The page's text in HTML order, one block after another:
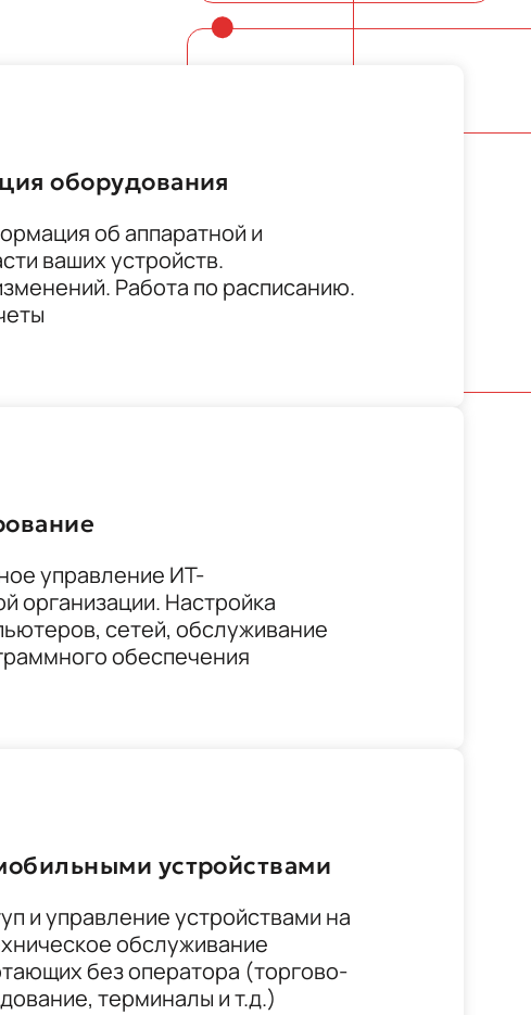
оборудования
об аппаратной и
ваших устройств.
Работа по расписанию.
управление ИТ-
организации. Настройка
сетей, обслуживание
обеспечения
устройствами
и управление устройствами на
обслуживание
без оператора (торгово-
терминалы и т.д.)